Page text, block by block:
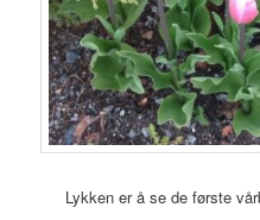
Lykken er å se de første